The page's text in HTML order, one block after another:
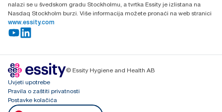
nalazi se u švedskom gradu Stockholmu, a tvrtka Essity je izlistana na
Nasdaq Stockholm burzi. Više informacija možete pronaći na web stranici
www.essity.com
© Essity Hygiene and Health AB
Uvjeti upotrebe
Pravila o zaštiti privatnosti
Postavke kolačića